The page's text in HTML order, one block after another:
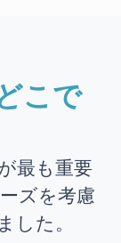
こで
最も重要
ズを考慮
した。